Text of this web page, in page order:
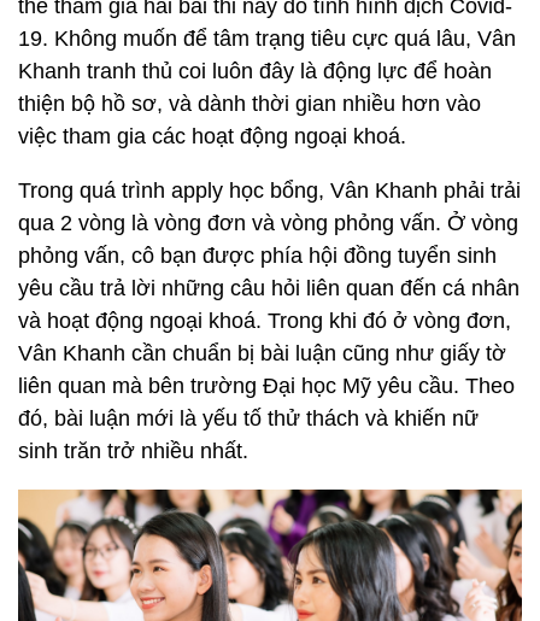
thể tham gia hai bài thi này do tình hình dịch Covid-
19. Không muốn để tâm trạng tiêu cực quá lâu, Vân
Khanh tranh thủ coi luôn đây là động lực để hoàn
thiện bộ hồ sơ, và dành thời gian nhiều hơn vào
việc tham gia các hoạt động ngoại khoá.
Trong quá trình apply học bổng, Vân Khanh phải trải
qua 2 vòng là vòng đơn và vòng phỏng vấn. Ở vòng
phỏng vấn, cô bạn được phía hội đồng tuyển sinh
yêu cầu trả lời những câu hỏi liên quan đến cá nhân
và hoạt động ngoại khoá. Trong khi đó ở vòng đơn,
Vân Khanh cần chuẩn bị bài luận cũng như giấy tờ
liên quan mà bên trường Đại học Mỹ yêu cầu. Theo
đó, bài luận mới là yếu tố thử thách và khiến nữ
sinh trăn trở nhiều nhất.